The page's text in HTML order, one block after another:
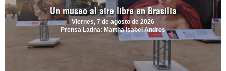
Un museo al aire libre en Brasilia
Viernes, 7 de agosto de 2026
Prensa Latina: Martha Isabel Andres